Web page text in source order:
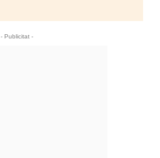
- Publicitat -